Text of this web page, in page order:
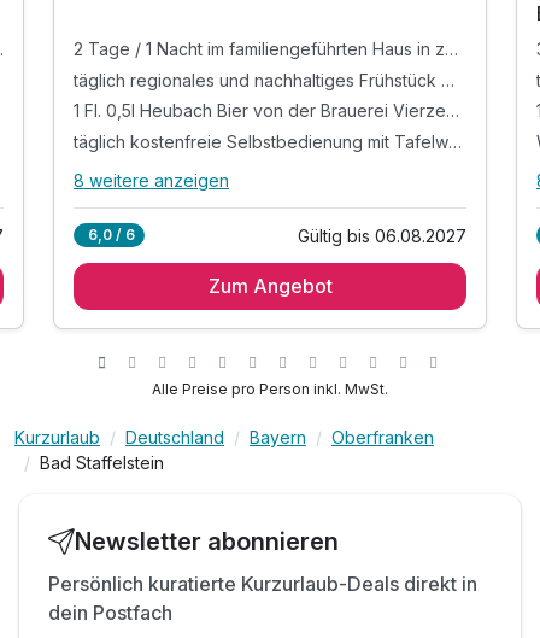
Lage
2 Tage / 1 Nacht im familiengeführten Haus in zentraler Lage
täglich regionales und nachhaltiges Frühstück mit regionalen Spezialitäten, frischen Eierspeisen und vielem mehr
1 Fl. 0,5l Heubach Bier von der Brauerei Vierzehnheiligen zur Begrüßung auf dem Zimmer
täglich kostenfreie Selbstbedienung mit Tafelwasser, Kaffee, Cappuccino, Espresso etc. & Blatttees im Hotel
Alle Inklusivleistungen
zentraler Lage
täglich regionales und nachhaltiges Frühstück mit
und vielem mehr
1 Fl. 0,5l Heubach Bier von der Brauerei
täglich kostenfreie Selbstbedienung mit
Tafelwasser, Kaffee, Cappuccino, Espresso etc.
Digitale Gästemappe im Hotel
kostenfreies W-LAN
Stadt- und Kulturführungen, ja nach Termin
8 weitere anzeigen
6,0 / 6 Gültig bis 06.08.2027
Zum Angebot
Alle Preise pro Person inkl. MwSt.
Kurzurlaub Deutschland Bayern
Oberfranken
Bad Staffelstein
Newsletter abonnieren
Persönlich kuratierte Kurzurlaub-Deals direkt in
dein Postfach